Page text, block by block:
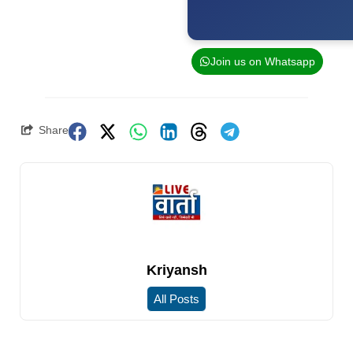
Join us on Whatsapp
Share
Kriyansh
All Posts